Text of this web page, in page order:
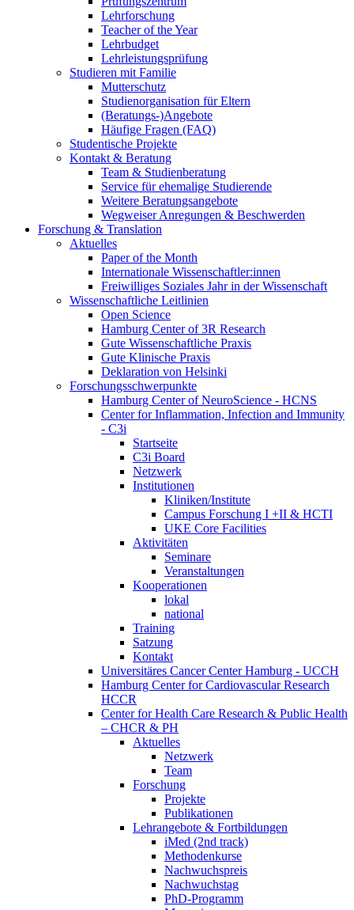
Lehrforschung
Teacher of the Year
Lehrbudget
Lehrleistungsprüfung
Studieren mit Familie
Mutterschutz
Studienorganisation für Eltern
(Beratungs-)Angebote
Häufige Fragen (FAQ)
Studentische Projekte
Kontakt & Beratung
Team & Studienberatung
Service für ehemalige Studierende
Weitere Beratungsangebote
Wegweiser Anregungen & Beschwerden
Forschung & Translation
Aktuelles
Paper of the Month
Internationale Wissenschaftler:innen
Freiwilliges Soziales Jahr in der Wissenschaft
Wissenschaftliche Leitlinien
Open Science
Hamburg Center of 3R Research
Gute Wissenschaftliche Praxis
Gute Klinische Praxis
Deklaration von Helsinki
Forschungsschwerpunkte
Hamburg Center of NeuroScience - HCNS
Center for Inflammation, Infection and Immunity
- C3i
Startseite
C3i Board
Netzwerk
Institutionen
Kliniken/Institute
Campus Forschung I +II & HCTI
UKE Core Facilities
Aktivitäten
Seminare
Veranstaltungen
Kooperationen
lokal
national
Training
Satzung
Kontakt
Universitäres Cancer Center Hamburg - UCCH
Hamburg Center for Cardiovascular Research
HCCR
Center for Health Care Research & Public Health
– CHCR & PH
Aktuelles
Netzwerk
Team
Forschung
Projekte
Publikationen
Lehrangebote & Fortbildungen
iMed (2nd track)
Methodenkurse
Nachwuchspreis
Nachwuchstag
PhD-Programm